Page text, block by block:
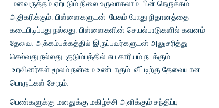
மனவருத்தம் ஏற்படும் நிலை உருவாகலாம். பின் நெருக்கம்
அதிகரிக்கும். பிள்ளைகளுடன் பேசும் போது நிதானத்தை
கடைபிடிப்பது நல்லது. பிள்ளைகளின் செயல்பாடுகளில் கவனம்
தேவை. அக்கம்பக்கத்தில் இருப்பவர்களுடன் அனுசரித்து
செல்வது நல்லது. குடும்பத்தில் சுப காரியம் நடக்கும்.
உறவினர்கள் மூலம் நன்மை உண்டாகும். வீட்டிற்கு தேவையான
பொருட்கள் சேரும்.
பெண்களுக்கு மனதுக்கு மகிழ்ச்சி அளிக்கும் சந்திப்பு